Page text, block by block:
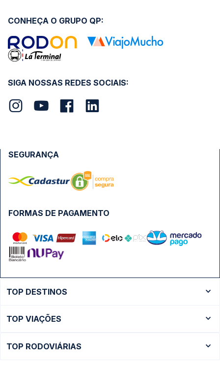
SIGA NOSSAS REDES SOCIAIS:
CONHEÇA O GRUPO QP:
FORMAS DE PAGAMENTO
SEGURANÇA
TOP DESTINOS
Ônibus São Paulo
TOP VIAÇÕES
TOP RODOVIÁRIAS